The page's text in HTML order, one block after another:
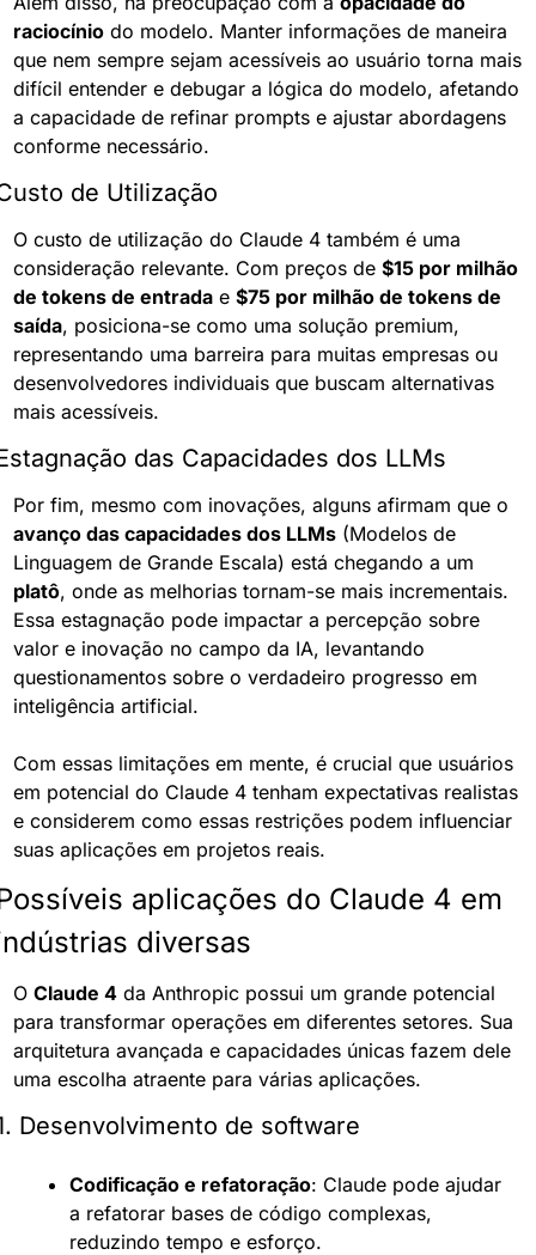
raciocínio do modelo. Manter informações de maneira
que nem sempre sejam acessíveis ao usuário torna mais
difícil entender e debugar a lógica do modelo, afetando
a capacidade de refinar prompts e ajustar abordagens
conforme necessário.
de Utilização
O custo de utilização do Claude 4 também é uma
consideração relevante. Com preços de $15 por milhão
de tokens de entrada e $75 por milhão de tokens de
saída, posiciona-se como uma solução premium,
representando uma barreira para muitas empresas ou
desenvolvedores individuais que buscam alternativas
mais acessíveis.
das Capacidades dos LLMs
avanço das capacidades dos LLMs (Modelos de
platô, onde as melhorias tornam-se mais incrementais.
Essa estagnação pode impactar a percepção sobre
valor e inovação no campo da IA, levantando
questionamentos sobre o verdadeiro progresso em
inteligência artificial.
Com essas limitações em mente, é crucial que usuários
em potencial do Claude 4 tenham expectativas realistas
e considerem como essas restrições podem influenciar
suas aplicações em projetos reais.
aplicações do Claude 4 em
diversas
O Claude 4 da Anthropic possui um grande potencial
para transformar operações em diferentes setores. Sua
arquitetura avançada e capacidades únicas fazem dele
uma escolha atraente para várias aplicações.
Desenvolvimento de software
Codificação e refatoração: Claude pode ajudar
a refatorar bases de código complexas,
reduzindo tempo e esforço.